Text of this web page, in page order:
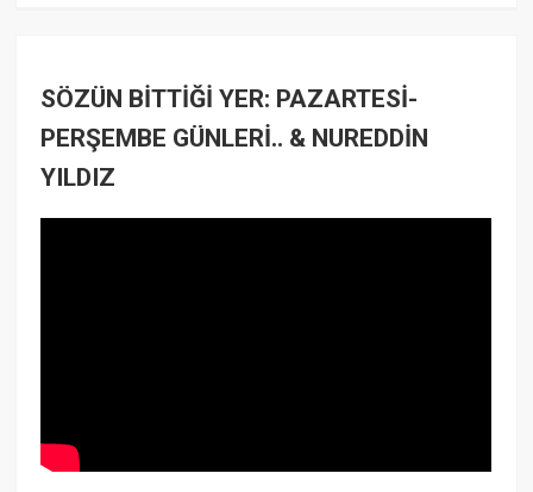
SÖZÜN BİTTİĞİ YER: PAZARTESİ-
PERŞEMBE GÜNLERİ.. & NUREDDİN
YILDIZ